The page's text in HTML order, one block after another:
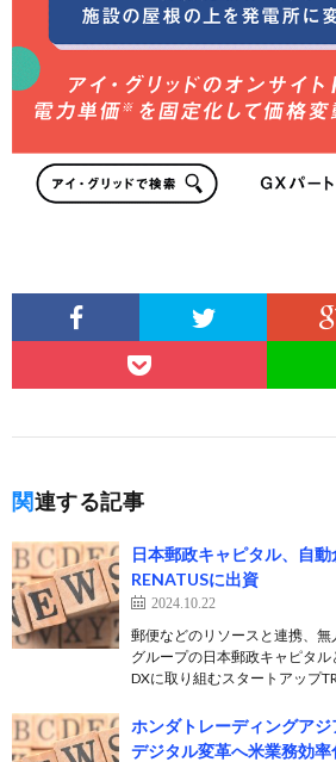
関連する記事
日本郵政キャピタル、自
RENATUSに出資
2024.10.22
郵便などのリソースと連携、
グループの日本郵政キャピタ
DXに取り組むスタートアップ
ホンダトレーディングア
デジタル変革へ米業務効